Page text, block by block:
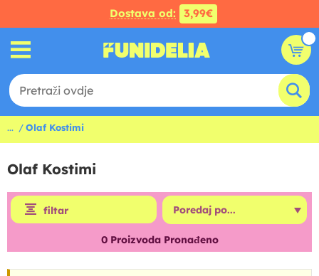
Dostava od: 3,99€
... Olaf Kostimi
Olaf Kostimi
filtar
0Proizvoda Pronađeno